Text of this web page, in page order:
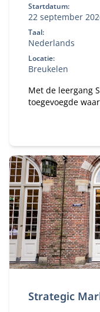
Startdatum:
22 september
Taal:
Nederlands
Locatie:
Breukelen
Met de leergang
toegevoegde
Strategic